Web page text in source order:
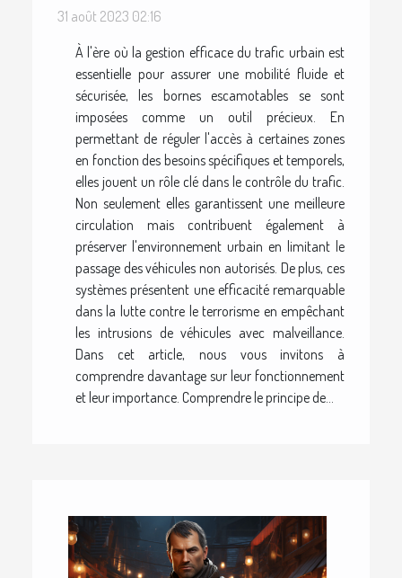
31 août 2023 02:16
À l'ère où la gestion efficace du trafic urbain est
essentielle pour assurer une mobilité fluide et
sécurisée, les bornes escamotables se sont
imposées comme un outil précieux. En
permettant de réguler l'accès à certaines zones
en fonction des besoins spécifiques et temporels,
elles jouent un rôle clé dans le contrôle du trafic.
Non seulement elles garantissent une meilleure
circulation mais contribuent également à
préserver l'environnement urbain en limitant le
passage des véhicules non autorisés. De plus, ces
systèmes présentent une efficacité remarquable
dans la lutte contre le terrorisme en empêchant
les intrusions de véhicules avec malveillance.
Dans cet article, nous vous invitons à
comprendre davantage sur leur fonctionnement
et leur importance. Comprendre le principe de...